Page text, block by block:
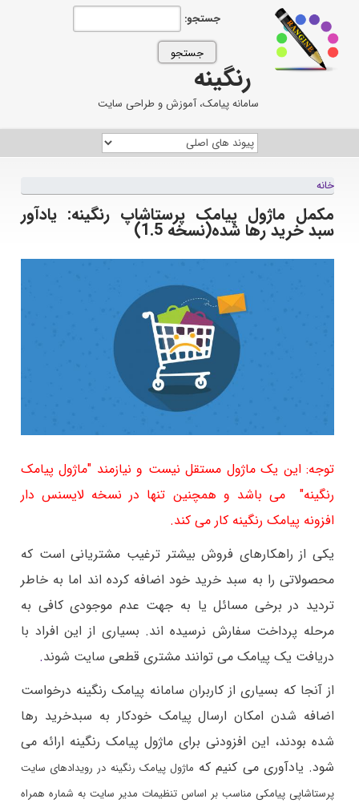
جستجو:
رنگینه
سامانه پیامک، آموزش و طراحی سایت
خانه
مکمل ماژول پیامک پرستاشاپ رنگینه: یادآور
سبد خرید رها شده(نسخه 1.5)
توجه: این یک ماژول مستقل نیست و نیازمند "ماژول پیامک
رنگینه" می باشد و همچنین تنها در نسخه لایسنس دار
افزونه پیامک رنگینه کار می کند.
یکی از راهکارهای فروش بیشتر ترغیب مشتریانی است که
محصولاتی را به سبد خرید خود اضافه کرده اند اما به خاطر
تردید در برخی مسائل یا به جهت عدم موجودی کافی به
مرحله پرداخت سفارش نرسیده اند. بسیاری از این افراد با
دریافت یک پیامک می توانند مشتری قطعی سایت شوند.
از آنجا که بسیاری از کاربران سامانه پیامک رنگینه درخواست
اضافه شدن امکان ارسال پیامک خودکار به سبدخرید رها
شده بودند، این افزودنی برای ماژول پیامک رنگینه ارائه می
شود. یادآوری می کنیم که ماژول پیامک رنگینه در رویدادهای سایت
پرستاشاپی پیامکی مناسب بر اساس تنظیمات مدیر سایت به شماره همراه